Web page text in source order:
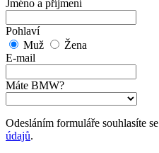
Jméno a příjmení
Pohlaví
Muž
Žena
E-mail
Máte BMW?
Odesláním formuláře souhlasíte se
údajů.